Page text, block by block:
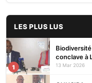
LES PLUS LUS
1
conclave à
13 Mar 2026